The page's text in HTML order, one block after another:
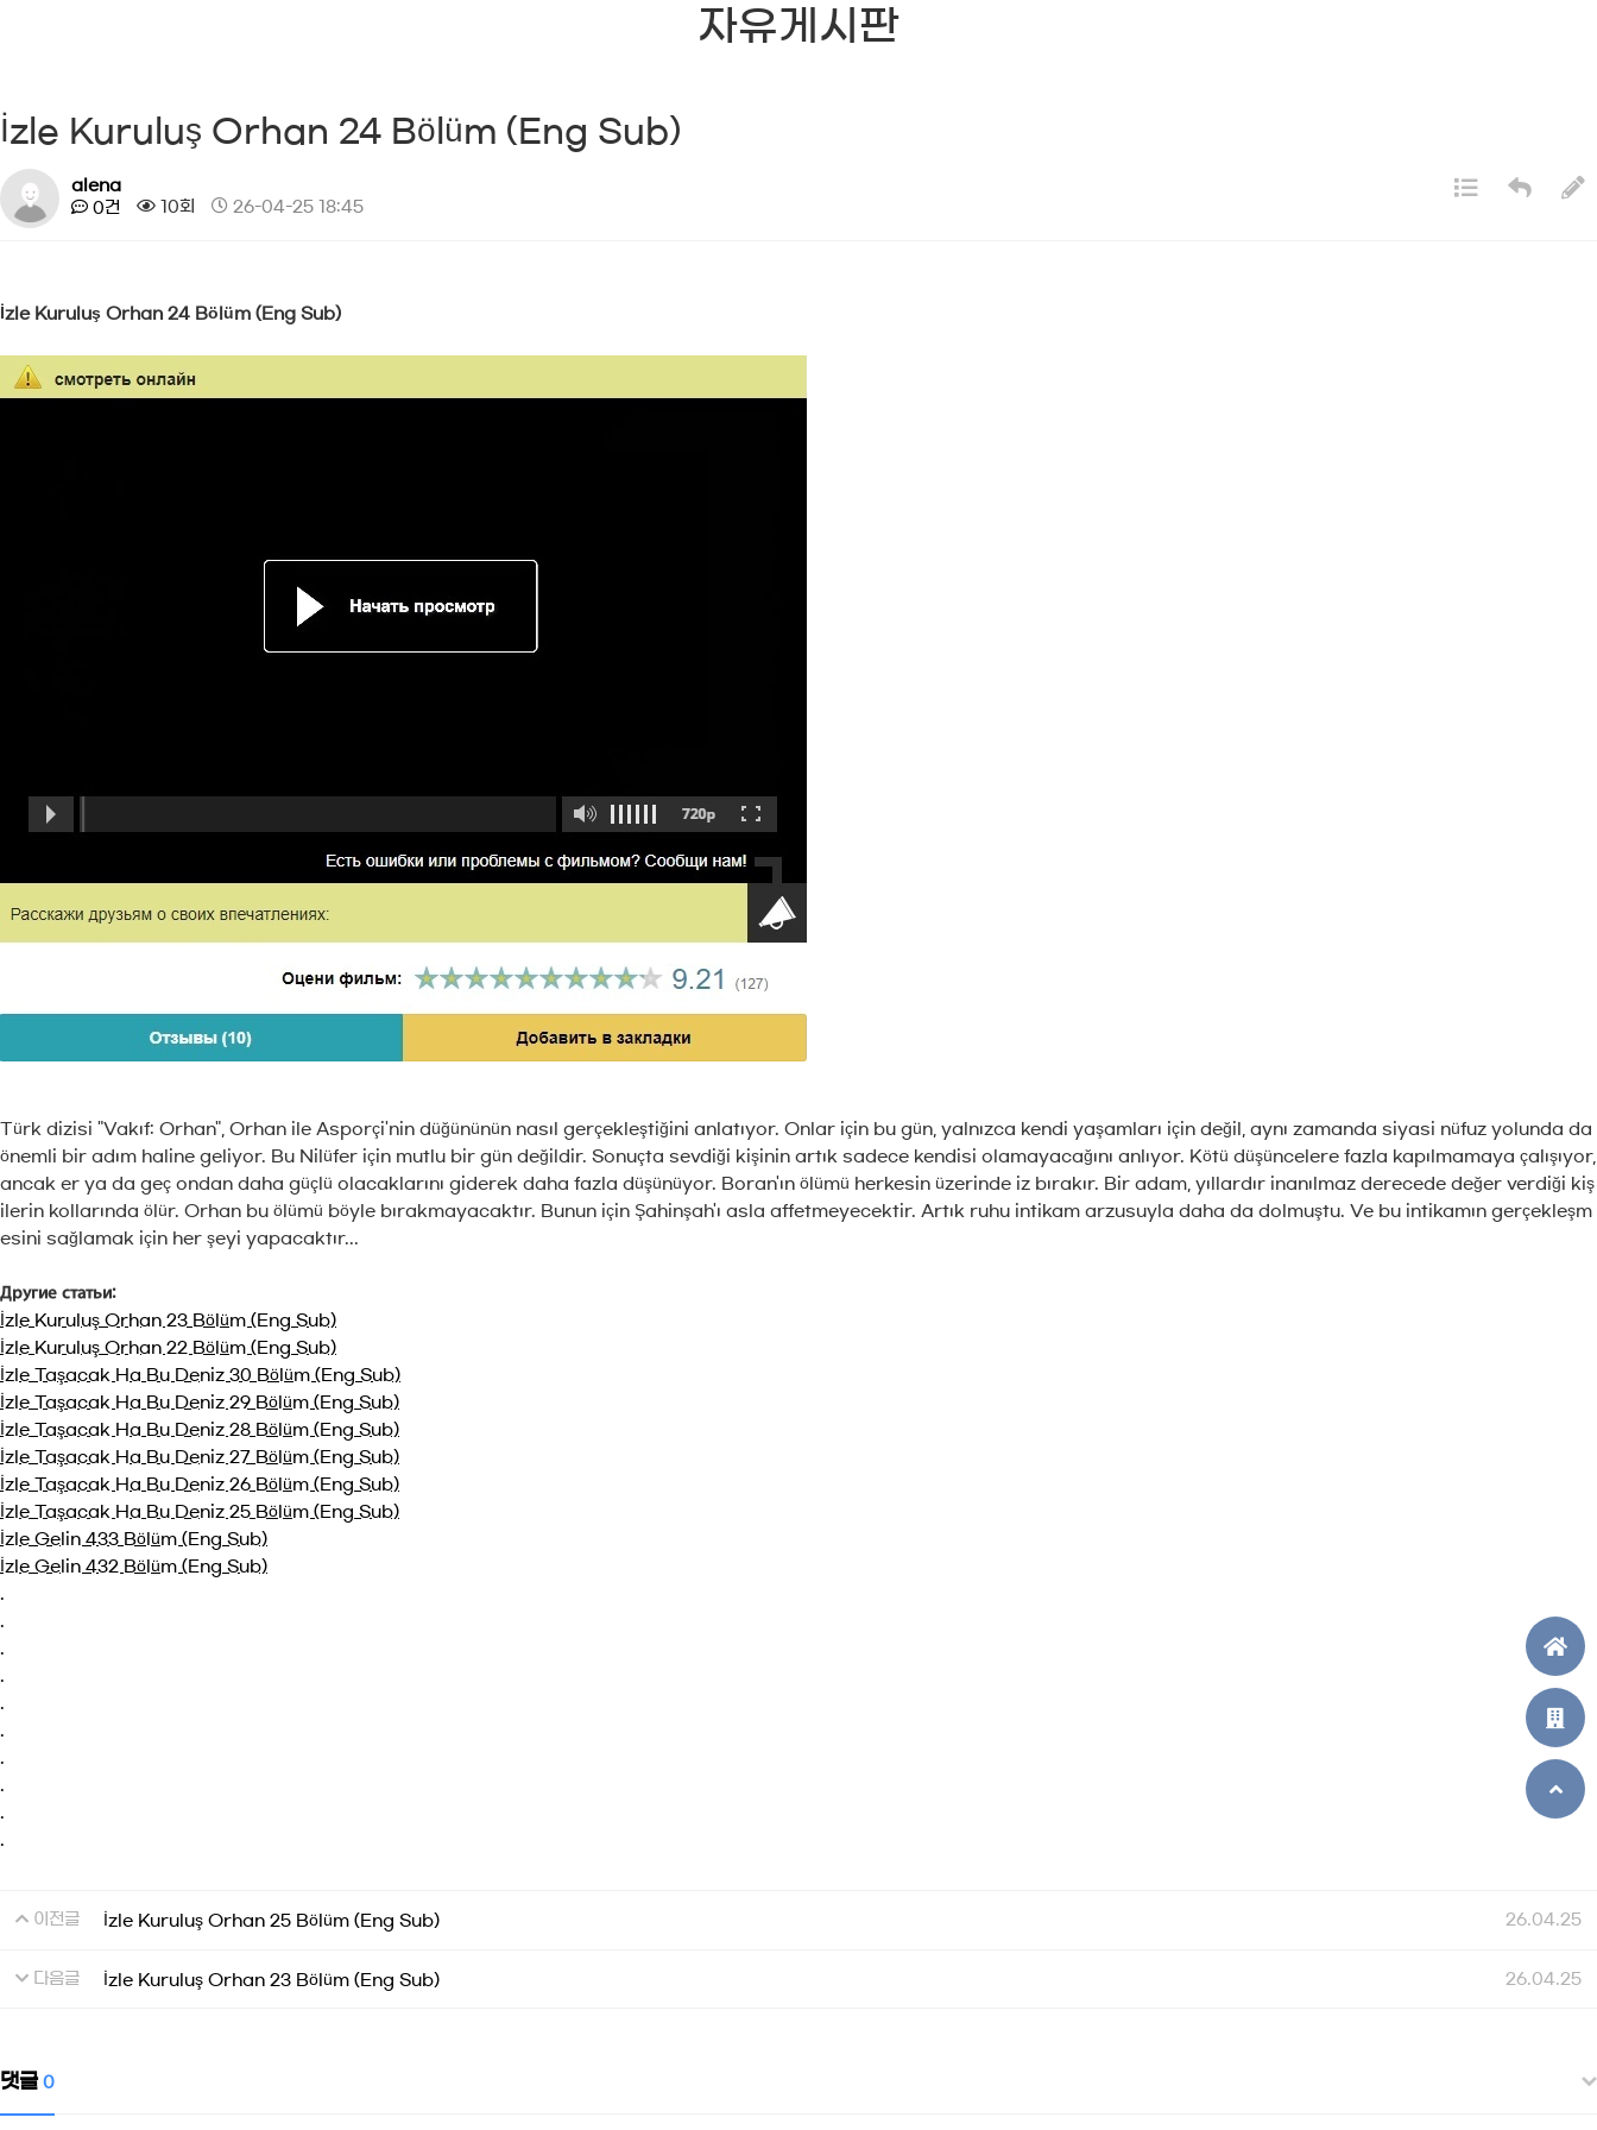
자유게시판
İzle Kuruluş Orhan 24 Bölüm (Eng Sub)
alena
0건
10회 26-04-25 18:45
İzle Kuruluş Orhan 24 Bölüm (Eng Sub)
Türk dizisi "Vakıf: Orhan", Orhan ile Asporçi'nin düğününün nasıl gerçekleştiğini anlatıyor. Onlar için bu gün, yalnızca kendi yaşamları için değil, aynı zamanda siyasi nüfuz yolunda da
önemli bir adım haline geliyor. Bu Nilüfer için mutlu bir gün değildir. Sonuçta sevdiği kişinin artık sadece kendisi olamayacağını anlıyor. Kötü düşüncelere fazla kapılmamaya çalışıyor,
ancak er ya da geç ondan daha güçlü olacaklarını giderek daha fazla düşünüyor. Boran'ın ölümü herkesin üzerinde iz bırakır. Bir adam, yıllardır inanılmaz derecede değer verdiği kiş
ilerin kollarında ölür. Orhan bu ölümü böyle bırakmayacaktır. Bunun için Şahinşah'ı asla affetmeyecektir. Artık ruhu intikam arzusuyla daha da dolmuştu. Ve bu intikamın gerçekleşm
esini sağlamak için her şeyi yapacaktır...
Другие статьи:
İzle Kuruluş Orhan 23 Bölüm (Eng Sub)
İzle Kuruluş Orhan 22 Bölüm (Eng Sub)
İzle Taşacak Ha Bu Deniz 30 Bölüm (Eng Sub)
İzle Taşacak Ha Bu Deniz 29 Bölüm (Eng Sub)
İzle Taşacak Ha Bu Deniz 28 Bölüm (Eng Sub)
İzle Taşacak Ha Bu Deniz 27 Bölüm (Eng Sub)
İzle Taşacak Ha Bu Deniz 26 Bölüm (Eng Sub)
İzle Taşacak Ha Bu Deniz 25 Bölüm (Eng Sub)
İzle Gelin 433 Bölüm (Eng Sub)
İzle Gelin 432 Bölüm (Eng Sub)
.
.
.
.
.
.
.
.
.
.
이전글 İzle Kuruluş Orhan 25 Bölüm (Eng Sub) 26.04.25
다음글 İzle Kuruluş Orhan 23 Bölüm (Eng Sub) 26.04.25
댓글0